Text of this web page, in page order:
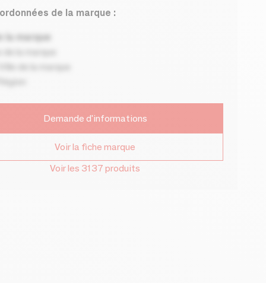
de la marque :
la marque
Demande d'informations
Voir la fiche marque
Voir les 3137 produits